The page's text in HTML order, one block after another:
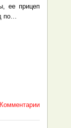
ее прицеп
по…
Комментарии